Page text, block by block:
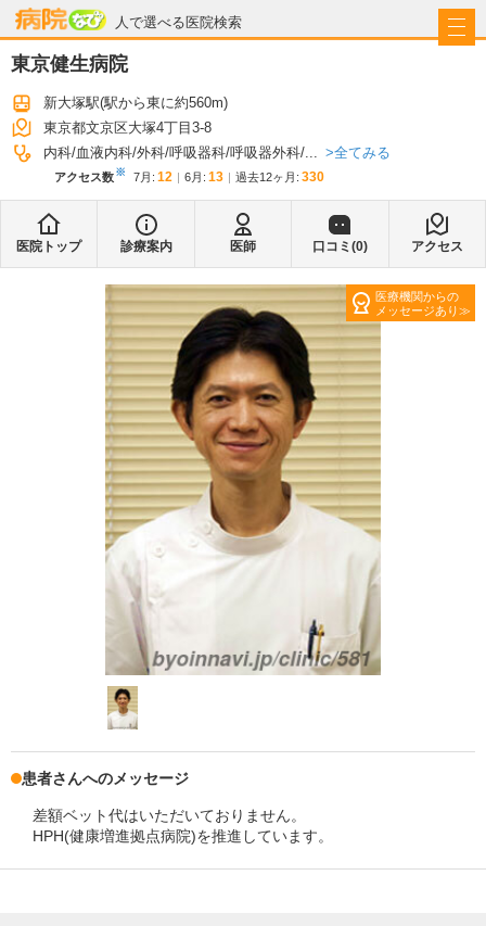
人で選べる医院検索
病院なび
東京健生病院
新大塚駅(駅から東に約560m)
東京都文京区大塚4丁目3-8
内科 血液内科 外科 呼吸器科 呼吸器外科 ... 全てみる
アクセス数※ 7月 : 12 6月 : 13 過去12ヶ月: 330
医院トップ 診療案内 医師 口コミ(0) アクセス
医療機関からの
メッセージあり
患者さんへのメッセージ
差額ベット代はいただいておりません。
HPH(健康増進拠点病院)を推進しています。